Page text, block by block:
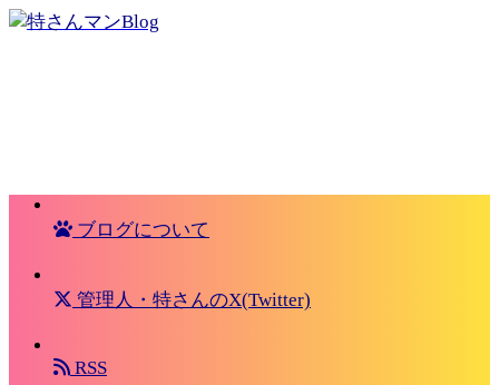
ブログについて
管理人・特さんのX(Twitter)
RSS